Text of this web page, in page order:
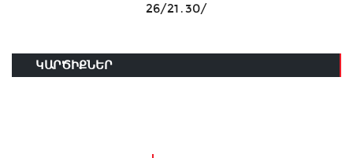
26/21․30/
ԿԱՐԾԻՔՆԵՐ